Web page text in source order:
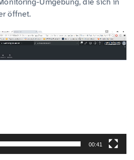
Umgebung, die sich in
öffnet.
00:41